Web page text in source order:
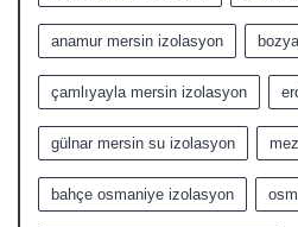
anamur mersin izolasyon
çamlıyayla mersin izolasyon
gülnar mersin su izolasyon
bahçe osmaniye izolasyon